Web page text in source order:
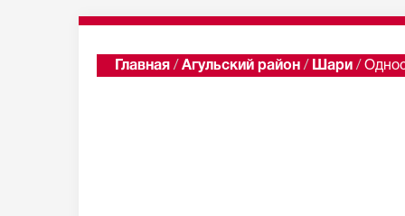
Главная / Агульский район / Шари /